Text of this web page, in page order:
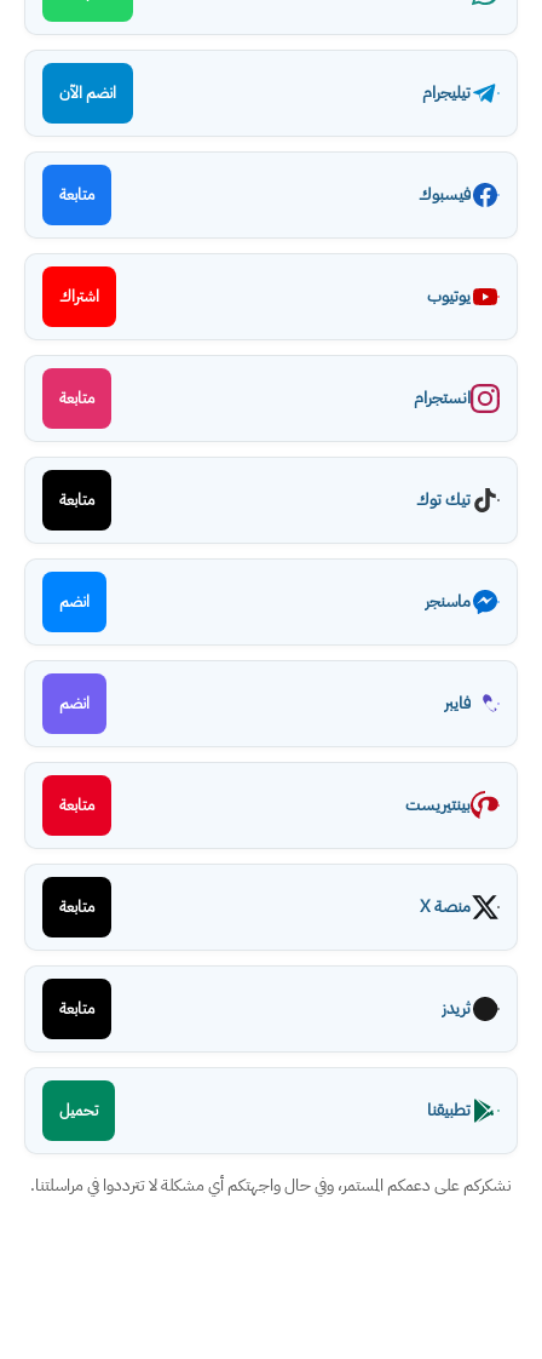
تيليجرام انضم الآن
فيسبوك متابعة
يوتيوب اشتراك
انستجرام متابعة
تيك توك متابعة
ماسنجر انضم
فايبر انضم
بينتيريست متابعة
منصة X متابعة
ثريدز متابعة
تطبيقنا تحميل
نشكركم على دعمكم المستمر، وفي حال واجهتكم أي مشكلة لا تترددوا في مراسلتنا.